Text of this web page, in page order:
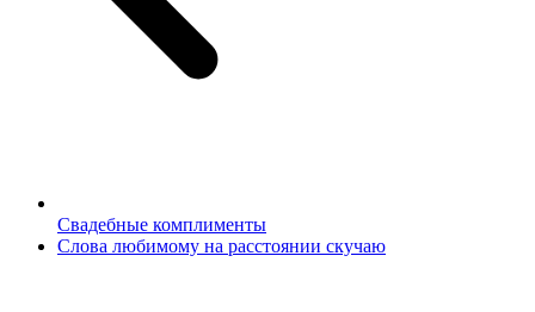
Свадебные комплименты
Слова любимому на расстоянии скучаю